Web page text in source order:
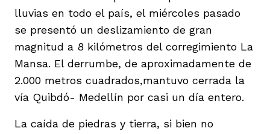
lluvias en todo el país, el miércoles pasado
se presentó un deslizamiento de gran
magnitud a 8 kilómetros del corregimiento La
Mansa. El derrumbe, de aproximadamente de
2.000 metros cuadrados,mantuvo cerrada la
vía Quibdó- Medellín por casi un día entero.
La caída de piedras y tierra, si bien no